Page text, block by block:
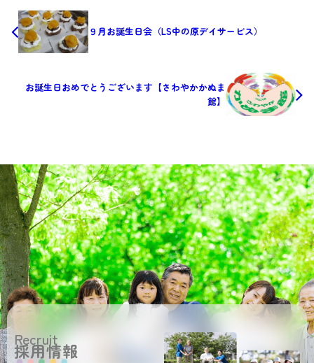
９月お誕生日会（LS中の原デイサービス）
お誕生日おめでとうございます【さわやかかぬま
館】
Recruit
採用情報